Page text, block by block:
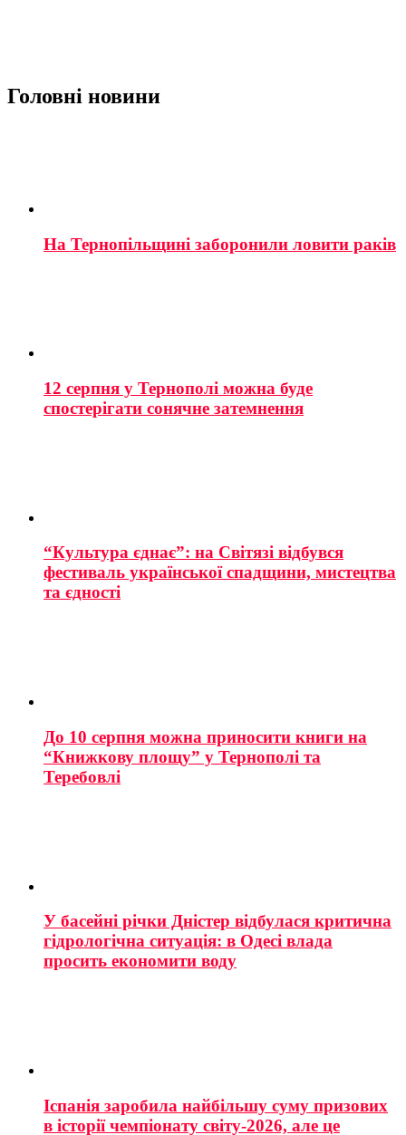
Головні новини
На Тернопільщині заборонили ловити раків
12 серпня у Тернополі можна буде
спостерігати сонячне затемнення
“Культура єднає”: на Світязі відбувся
фестиваль української спадщини, мистецтва
та єдності
До 10 серпня можна приносити книги на
“Книжкову площу” у Тернополі та
Теребовлі
У басейні річки Дністер відбулася критична
гідрологічна ситуація: в Одесі влада
просить економити воду
Іспанія заробила найбільшу суму призових
в історії чемпіонату світу-2026, але це